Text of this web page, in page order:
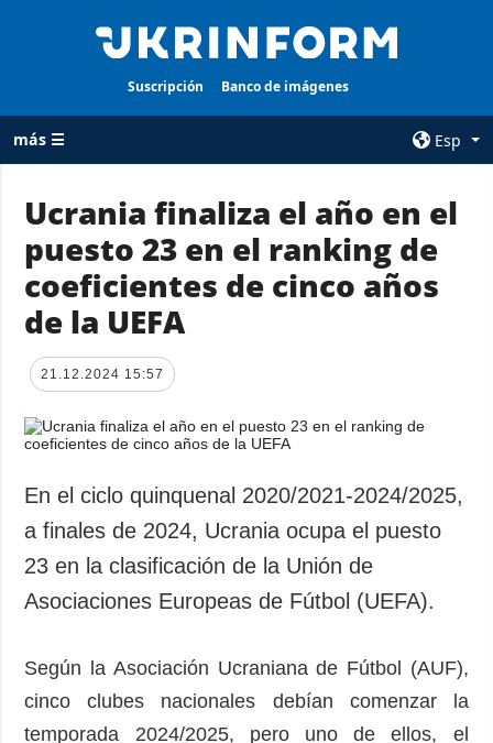
Suscripción Banco de imágenes
más ☰
Esp
TODAS LAS
CATEGORÍAS
Guerra
Reconstrucción
de Ucrania
Política
Economía
Sociedad y
Cultura
Deportes
Crimen
emergencias
AGENCIA
sobre la agencia
protección de
ADICIONAL
Podcasts
SERVICIOS
Suscripción
Ucrania finaliza el año en el
puesto 23 en el ranking de
coeficientes de cinco años
de la UEFA
21.12.2024 15:57
En el ciclo quinquenal 2020/2021-2024/2025,
a finales de 2024, Ucrania ocupa el puesto
23 en la clasificación de la Unión de
Asociaciones Europeas de Fútbol (UEFA).
Según la Asociación Ucraniana de Fútbol (AUF),
cinco clubes nacionales debían comenzar la
temporada 2024/2025, pero uno de ellos, el